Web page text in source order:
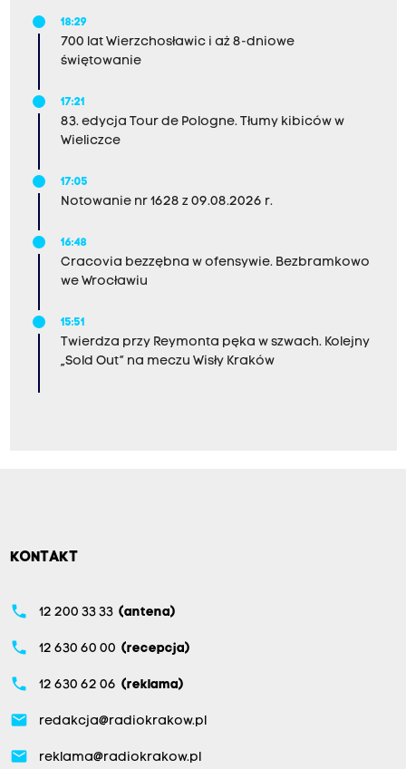
18:29
700 lat Wierzchosławic i aż 8-dniowe
świętowanie
17:21
83. edycja Tour de Pologne. Tłumy kibiców w
Wieliczce
17:05
Notowanie nr 1628 z 09.08.2026 r.
16:48
Cracovia bezzębna w ofensywie. Bezbramkowo
we Wrocławiu
15:51
Twierdza przy Reymonta pęka w szwach. Kolejny
„Sold Out” na meczu Wisły Kraków
KONTAKT
phone 12 200 33 33 (antena)
phone 12 630 60 00 (recepcja)
phone 12 630 62 06 (reklama)
email redakcja@radiokrakow.pl
email reklama@radiokrakow.pl